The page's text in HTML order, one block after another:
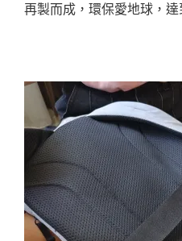
再製而成，環保愛地球，